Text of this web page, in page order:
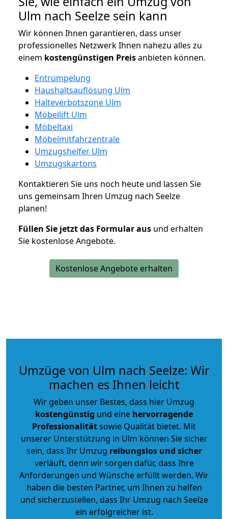
Ulm nach Seelze sein kann
Wir können Ihnen garantieren, dass unser
professionelles Netzwerk Ihnen nahezu alles zu
einem kostengünstigen Preisanbieten können.
Entrümpelung
Haushaltsauflösung Ulm
Halteverbotszone Ulm
Möbellift Ulm
Möbeltaxi
Möbelmitfahrzentrale
Umzugshelfer Ulm
Umzugskartons
Kontaktieren Sie uns noch heute und lassen Sie
uns gemeinsam Ihren Umzug nach Seelze
planen!
Füllen Sie jetzt das Formular aus und erhalten
Sie kostenlose Angebote.
Kostenlose Angebote erhalten
Umzüge von Ulm nach Seelze: Wir
machen es Ihnen leicht
Wir geben unser Bestes, dass hier Umzug
kostengünstig und eine hervorragende
Professionalitätsowie Qualität bietet. Mit
unserer Unterstützung in Ulm können Sie sicher
sein, dass Ihr Umzug reibungslos und sicher
verläuft, denn wir sorgen dafür, dass Ihre
Anforderungen und Wünsche erfüllt werden. Wir
haben die besten Partner, um Ihnen zu helfen
und sicherzustellen, dass Ihr Umzug nach Seelze
ein erfolgreicher ist.